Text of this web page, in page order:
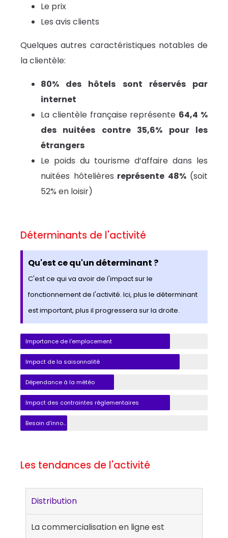
Le prix
Les avis clients
Quelques autres caractéristiques notables de
la clientèle:
80% des hôtels sont réservés par
internet
La clientèle française représente 64,4 %
des nuitées contre 35,6% pour les
étrangers
Le poids du tourisme d’affaire dans les
nuitées hôtelières représente 48%(soit
52% en loisir)
Déterminants de l'activité
Qu'est ce qu'un déterminant ?
C'est ce qui va avoir de l'impact sur le
fonctionnement de l'activité. Ici, plus le déterminant
est important, plus il progressera sur la droite.
Importance de l'emplacement
Impact de la saisonnalité
Dépendance à la météo
Impact des contraintes réglementaires
Besoin d'innovation
Les tendances de l'activité
Distribution
La commercialisation en ligne est